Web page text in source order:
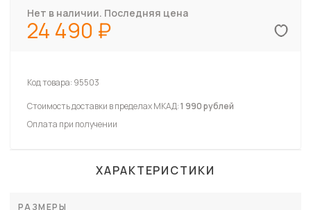
Нет в наличии. Последняя цена
24 490
Код товара: 95503
Стоимость доставки в пределах МКАД:1 990 рублей
Оплата при получении
ХАРАКТЕРИСТИКИ
РАЗМЕРЫ